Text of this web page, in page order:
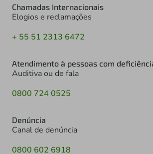
Chamadas Internacionais
Elogios e reclamações
+ 55 51 2313 6472
Atendimento à pessoas com
Auditiva ou de fala
0800 724 0525
Denúncia
Canal de denúncia
0800 602 6918